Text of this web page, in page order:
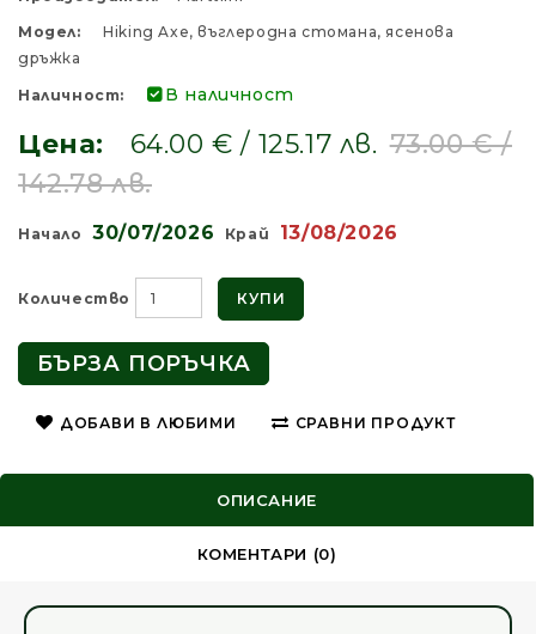
Модел:
Hiking Axe, въглеродна стомана, ясенова
дръжка
Наличност: В наличност
Цена: 64.00 € / 125.17 лв. 73.00 € /
142.78 лв.
Начало 30/07/2026 Край 13/08/2026
Количество КУПИ
БЪРЗА ПОРЪЧКА
ДОБАВИ В ЛЮБИМИ СРАВНИ ПРОДУКТ
ОПИСАНИЕ
КОМЕНТАРИ (0)